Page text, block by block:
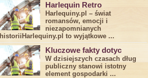
Harlequin Retro
Harlequiny.pl – świat
romansów, emocji i
niezapomnianych
historiiHarlequiny.pl to wyjątkowe ...
Kluczowe fakty dotyc
W dzisiejszych czasach dług
publiczny stanowi istotny
element gospodarki ...